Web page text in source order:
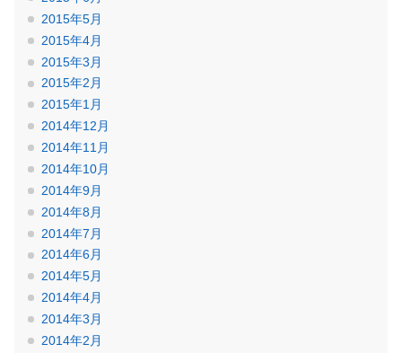
2015年5月
2015年4月
2015年3月
2015年2月
2015年1月
2014年12月
2014年11月
2014年10月
2014年9月
2014年8月
2014年7月
2014年6月
2014年5月
2014年4月
2014年3月
2014年2月